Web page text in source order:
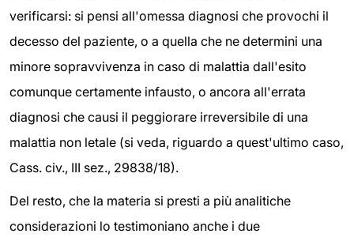
verificarsi: si pensi all'omessa diagnosi che provochi il
decesso del paziente, o a quella che ne determini una
minore sopravvivenza in caso di malattia dall'esito
comunque certamente infausto, o ancora all'errata
diagnosi che causi il peggiorare irreversibile di una
malattia non letale (si veda, riguardo a quest'ultimo caso,
Cass. civ., III sez., 29838/18).
Del resto, che la materia si presti a più analitiche
considerazioni lo testimoniano anche i due